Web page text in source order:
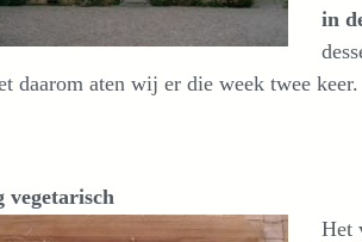
in
daarom aten wij er die week twee keer.
vegetarisch
Het